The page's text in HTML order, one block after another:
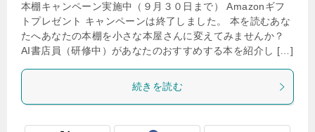
本棚キャンペーン実施中（９月３０日まで） Amazonギフ
トプレゼント キャンペーンは終了しました。 本を読むあな
たへあなたの本棚を小さな本屋さんに変えてみませんか？
AI書店員（研修中）があなたのおすすめする本を紹介し […]
続きを読む